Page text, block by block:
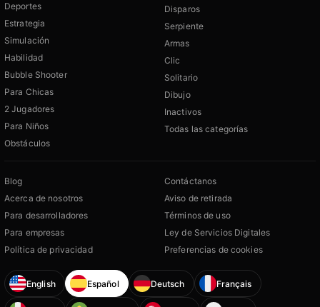
Deportes
Estrategia
Simulación
Habilidad
Bubble Shooter
Para Chicas
2 Jugadores
Para Niños
Obstáculos
Disparos
Serpiente
Armas
Clic
Solitario
Dibujo
Inactivos
Todas las categorías
Blog
Acerca de nosotros
Para desarrolladores
Para empresas
Política de privacidad
Contáctanos
Aviso de retirada
Términos de uso
Ley de Servicios Digitales
Preferencias de cookies
English Español Deutsch Français